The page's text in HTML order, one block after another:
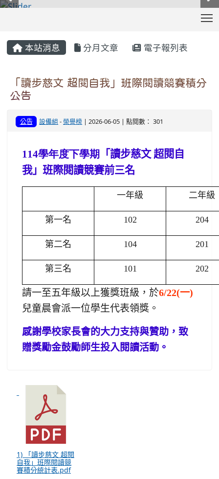
本站消息 分月文章 電子報列表
「讀步慈文 超閱自我」班際閱讀競賽積分
公告
公告 設備組 -榮譽榜 | 2026-06-05 | 點閱數： 301
114學年度下學期
「讀步慈文 超閱自
我」班際閱讀競賽前三名
一年級 二年級
第一名 102 204
第二名 104 201
第三名 101 202
請一至五年級以上獲獎班級，於6/22(一)
兒童晨會派一位學生代表領獎。
感謝學校家長會的大力支持與贊助，致
贈獎勵金鼓勵師生投入閱讀活動。
1) 「讀步慈文 超閱
自我」班際閱讀競
賽積分統計表.pdf